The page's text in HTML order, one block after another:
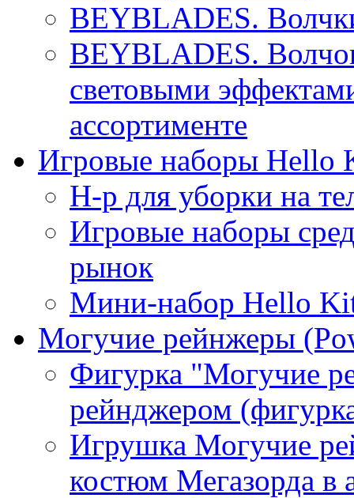
BEYBLADES.
BEYBLADES.
световыми
ассортименте
Игровые наборы Hello
Н-р для уборки на
Игровые наборы
рынок
Мини-набор Hello
Могучие рейнжеры
Фигурка "Могучие
рейнджером
Игрушка Могучие
костюм Мегазорда в